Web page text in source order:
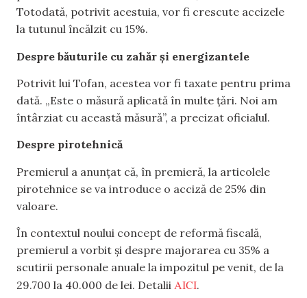
Totodată, potrivit acestuia, vor fi crescute accizele
la tutunul încălzit cu 15%.
Despre băuturile cu zahăr și energizantele
Potrivit lui Tofan, acestea vor fi taxate pentru prima
dată. „Este o măsură aplicată în multe țări. Noi am
întârziat cu această măsură”, a precizat oficialul.
Despre pirotehnică
Premierul a anunțat că, în premieră, la articolele
pirotehnice se va introduce o acciză de 25% din
valoare.
În contextul noului concept de reformă fiscală,
premierul a vorbit și despre majorarea cu 35% a
scutirii personale anuale la impozitul pe venit, de la
29.700 la 40.000 de lei. Detalii AICI.